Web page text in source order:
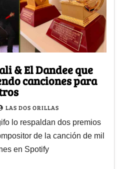
& El Dandee que
canciones para
LAS DOS ORILLAS
lo respaldan dos premios
de la canción de mil
en Spotify